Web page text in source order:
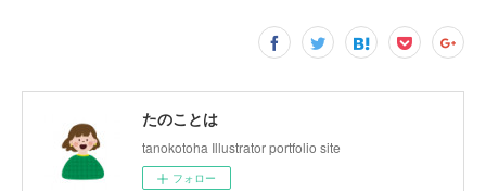
たのことは
tanokotoha Illustrator portfolio site
フォロー